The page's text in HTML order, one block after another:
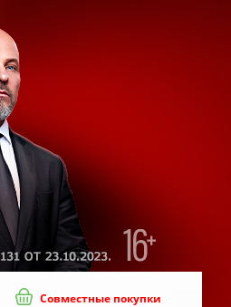
Совместные покупки